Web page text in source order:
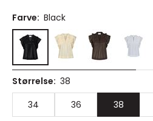
Farve: Black
Størrelse: 38
34
36 38